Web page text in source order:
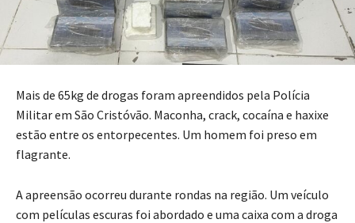
Mais de 65kg de drogas foram apreendidos pela Polícia
Militar em São Cristóvão. Maconha, crack, cocaína e haxixe
estão entre os entorpecentes. Um homem foi preso em
flagrante.
A apreensão ocorreu durante rondas na região. Um veículo
com películas escuras foi abordado e uma caixa com a droga